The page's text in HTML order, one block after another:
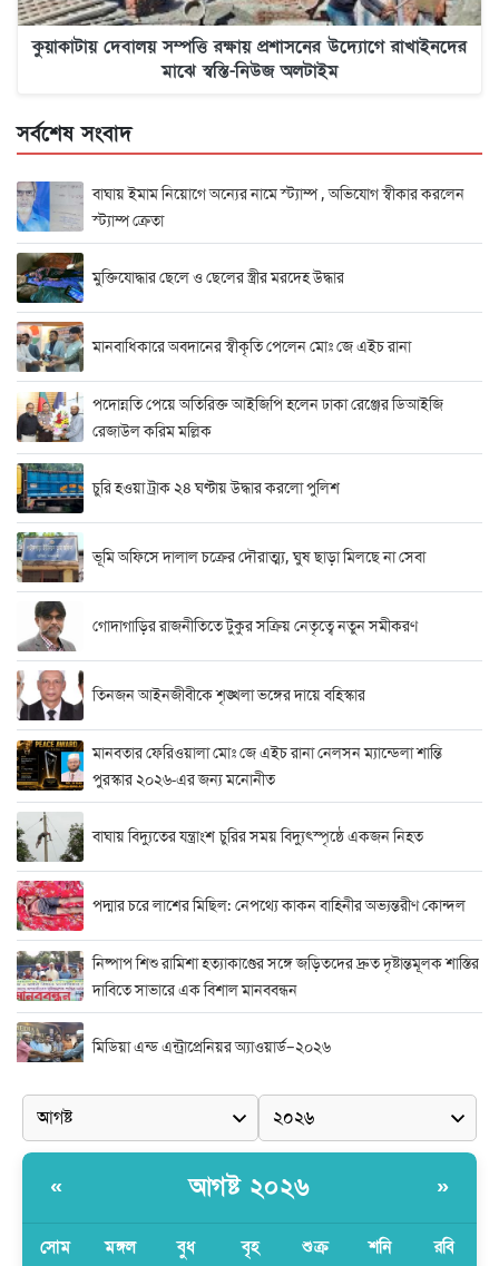
কুয়াকাটায় দেবালয় সম্পত্তি রক্ষায় প্রশাসনের উদ্যোগে রাখাইনদের
মাঝে স্বস্তি-নিউজ অলটাইম
সর্বশেষ সংবাদ
বাঘায় ইমাম নিয়োগে অন্যের নামে স্ট্যাম্প , অভিযোগ স্বীকার করলেন
স্ট্যাম্প ক্রেতা
মুক্তিযোদ্ধার ছেলে ও ছেলের স্ত্রীর মরদেহ উদ্ধার
মানবাধিকারে অবদানের স্বীকৃতি পেলেন মোঃ জে এইচ রানা
পদোন্নতি পেয়ে অতিরিক্ত আইজিপি হলেন ঢাকা রেঞ্জের ডিআইজি
রেজাউল করিম মল্লিক
চুরি হওয়া ট্রাক ২৪ ঘণ্টায় উদ্ধার করলো পুলিশ
ভূমি অফিসে দালাল চক্রের দৌরাত্ম্য, ঘুষ ছাড়া মিলছে না সেবা
গোদাগাড়ির রাজনীতিতে টুকুর সক্রিয় নেতৃত্বে নতুন সমীকরণ
তিনজন আইনজীবীকে শৃঙ্খলা ভঙ্গের দায়ে বহিস্কার
মানবতার ফেরিওয়ালা মোঃ জে এইচ রানা নেলসন ম্যান্ডেলা শান্তি
পুরস্কার ২০২৬-এর জন্য মনোনীত
বাঘায় বিদ্যুতের যন্ত্রাংশ চুরির সময় বিদ্যুৎস্পৃষ্ঠে একজন নিহত
পদ্মার চরে লাশের মিছিল: নেপথ্যে কাকন বাহিনীর অভ্যন্তরীণ কোন্দল
নিষ্পাপ শিশু রামিশা হত্যাকাণ্ডের সঙ্গে জড়িতদের দ্রুত দৃষ্টান্তমূলক শাস্তির
দাবিতে সাভারে এক বিশাল মানববন্ধন
মিডিয়া এন্ড এন্ট্রাপ্রেনিয়র অ্যাওয়ার্ড–২০২৬
র‍্যাবের বিশেষ অভিযান: বিদেশি পিস্তল, গুলি, মাদক ও নগদ অর্থ উদ্ধার,
দুর্নীতি ও অনিয়মের অভিযোগে অভিযুক্ত সাব-রেজিস্ট্রার মো. জাকির
সাভারে সাব রেজিস্ট্রারের বিরুদ্ধে দুর্নীতির রিপোর্ট করায় সংবাদ কর্মীকে
« আগষ্ট ২০২৬ »
সোম মঙ্গল বুধ বৃহ শুক্র শনি রবি